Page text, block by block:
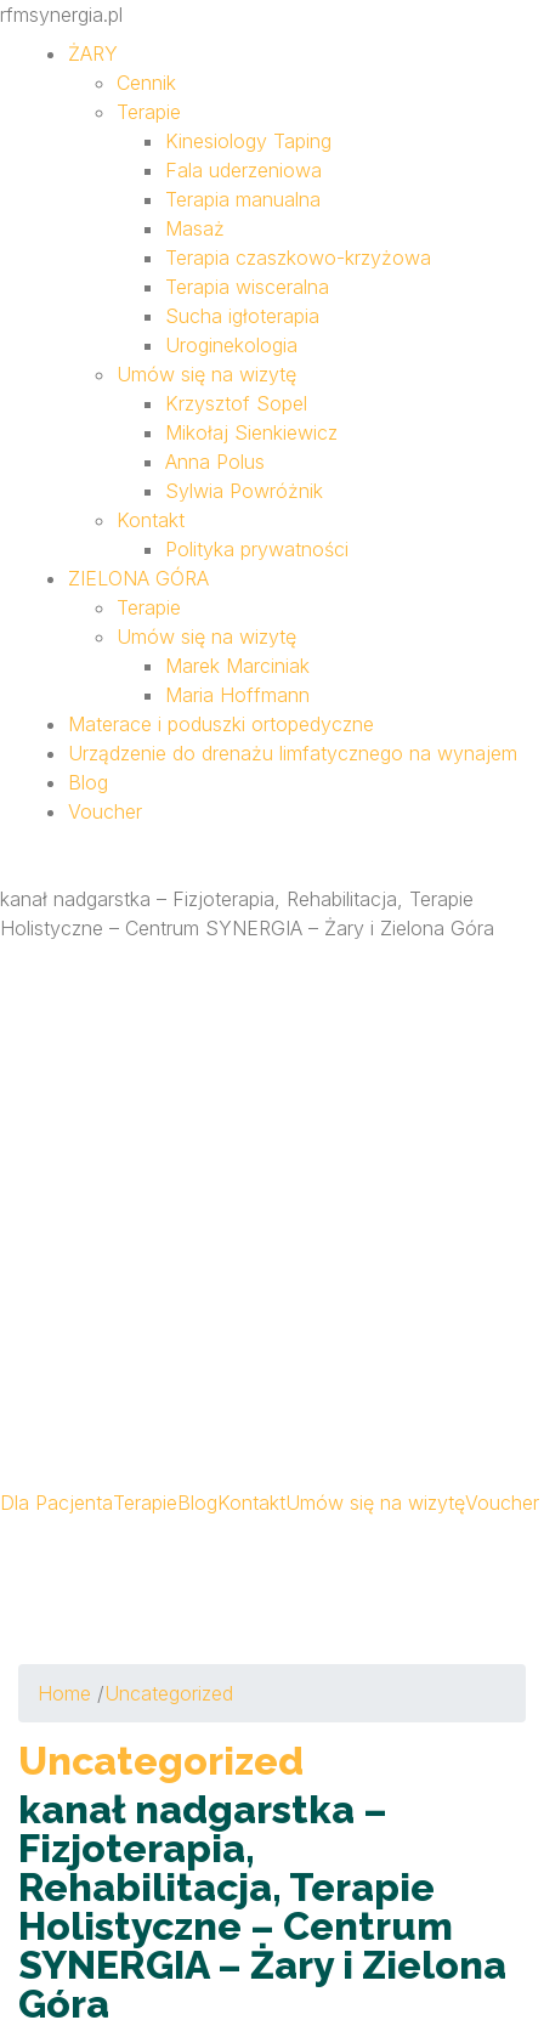
rfmsynergia.pl
ŻARY
Cennik
Terapie
Kinesiology Taping
Fala uderzeniowa
Terapia manualna
Masaż
Terapia czaszkowo-krzyżowa
Terapia wisceralna
Sucha igłoterapia
Uroginekologia
Umów się na wizytę
Krzysztof Sopel
Mikołaj Sienkiewicz
Anna Polus
Sylwia Powróżnik
Kontakt
Polityka prywatności
ZIELONA GÓRA
Terapie
Umów się na wizytę
Marek Marciniak
Maria Hoffmann
Materace i poduszki ortopedyczne
Urządzenie do drenażu limfatycznego na wynajem
Blog
Voucher
kanał nadgarstka – Fizjoterapia, Rehabilitacja, Terapie
Holistyczne – Centrum SYNERGIA – Żary i Zielona Góra
Dla PacjentaTerapieBlogKontaktUmów się na wizytęVoucher
Home /Uncategorized
Uncategorized
kanał nadgarstka –
Fizjoterapia,
Rehabilitacja, Terapie
Holistyczne – Centrum
SYNERGIA – Żary i Zielona
Góra